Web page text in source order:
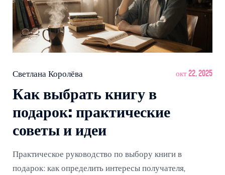
Светлана Королёва окт 22, 2025
Как выбрать книгу в
подарок: практические
советы и идеи
Практическое руководство по выбору книги в
подарок: как определить интересы получателя,